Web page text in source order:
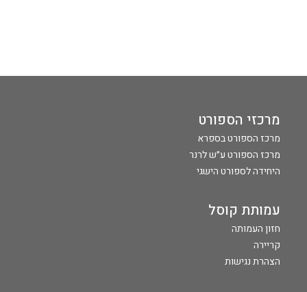
מרכזי הספורט
מרכז הספורט בספרא
מרכז הספורט ע״ש לרנר
היחידה לספורט הישגי
עמותת קוסל
חזון העמותה
קריירה
הצהרת נגישות